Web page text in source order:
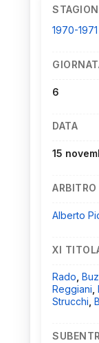
1970-1971
6
DATA
15
ARBITRO
Alberto
XI
Rado
Reggiani
Strucchi